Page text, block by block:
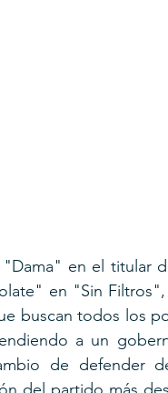
en el titular
en "Sin
buscan todos los
a un
de defender